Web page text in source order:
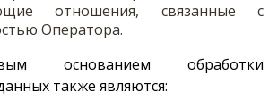
отношения, связанные с
Оператора.
основанием обработки
также являются: